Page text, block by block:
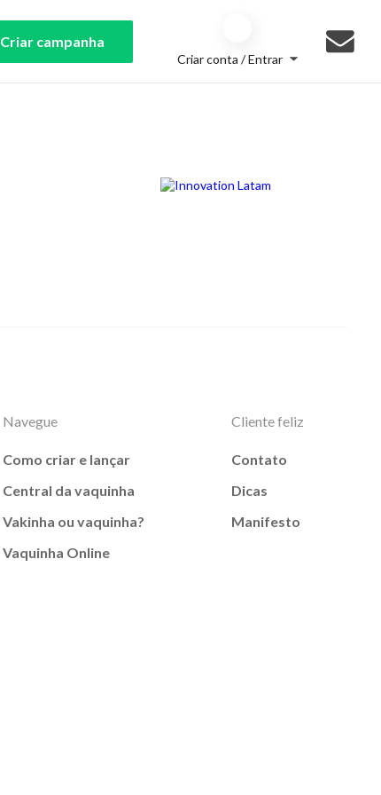
Criar campanha
Criar conta / Entrar
Navegue
Como criar e lançar
Central da vaquinha
Vakinha ou vaquinha?
Vaquinha Online
Cliente feliz
Contato
Dicas
Manifesto